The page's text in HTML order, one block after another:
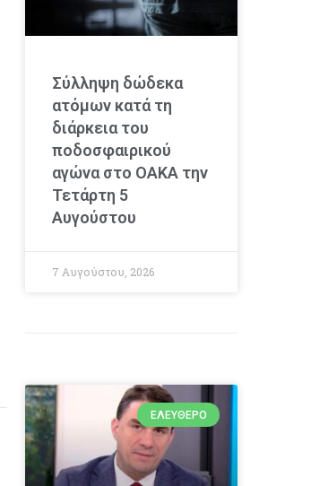
Σύλληψη δώδεκα
ατόμων κατά τη
διάρκεια του
ποδοσφαιρικού
αγώνα στο ΟΑΚΑ την
Τετάρτη 5
Αυγούστου
7 Αυγούστου, 2026
ΕΛΕΎΘΕΡΟ